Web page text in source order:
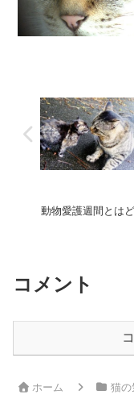
動物愛護週間とは
コメント
ホーム 猫の